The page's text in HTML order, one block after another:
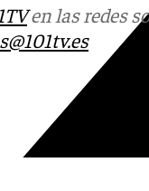
en las redes